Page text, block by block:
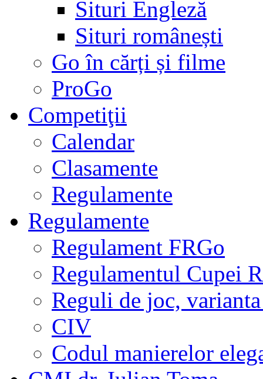
Situri Engleză
Situri românești
Go în cărți și filme
ProGo
Competiţii
Calendar
Clasamente
Regulamente
Regulamente
Regulament FRGo
Regulamentul Cupei
Reguli de joc,
CIV
Codul manierelor